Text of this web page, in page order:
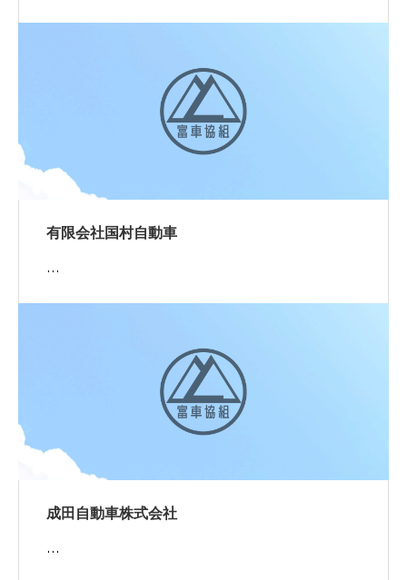
有限会社国村自動車
…
成田自動車株式会社
…